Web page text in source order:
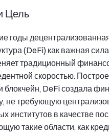
Цель
годы
(DeFi) как важная
традиционный
скоростью.
блокчейн, DeFi создала
не требующую
институтов в качестве
такие области, как